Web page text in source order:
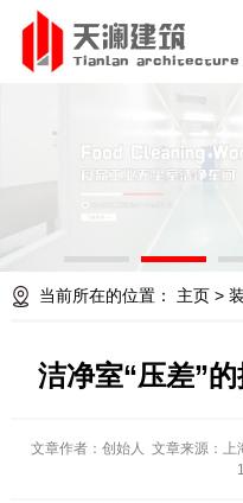
天澜建筑
Tianlan architecture
当前所在的位置： 主页>
洁净室“压差”
文章作者：创始人 文章来源：